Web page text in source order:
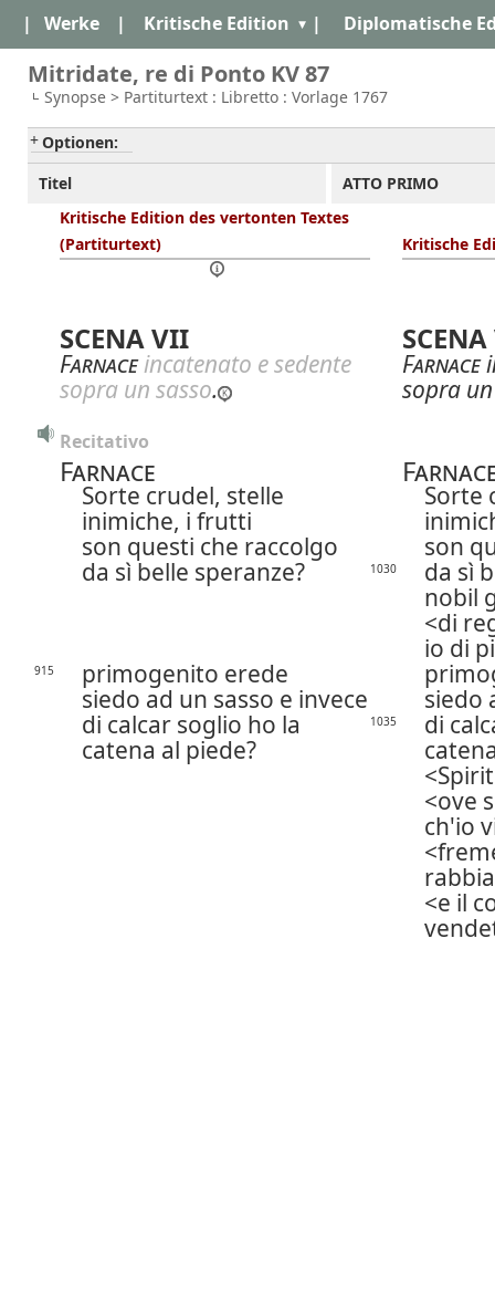
| Werke | Kritische Edition | Diplomatische
Mitridate, re di Ponto KV 87
Synopse > Partiturtext : Libretto : Vorlage 1767
Optionen:
Titel
ATTO PRIMO
Kritische Edition des vertonten Textes
(Partiturtext)
Kritische
SCENA VII
Farnaceincatenato e sedente
sopra un sasso.
Farnace
sopra
Recitativo
Farnace
Sorte crudel, stelle
inimiche, i frutti
Sorte
son questi che raccolgo
son
da sì belle speranze?
1030
da sì
nobil
di
io di
915 primogenito erede
siedo ad un sasso e invece
siedo
di calcar soglio ho la
catena al piede?
1035
di
ove
ch'io
e il